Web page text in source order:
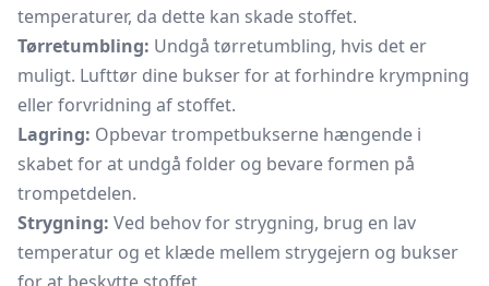
temperaturer, da dette kan skade stoffet.
Tørretumbling: Undgå tørretumbling, hvis det er
muligt. Lufttør dine bukser for at forhindre krympning
eller forvridning af stoffet.
Lagring: Opbevar trompetbukserne hængende i
skabet for at undgå folder og bevare formen på
trompetdelen.
Strygning: Ved behov for strygning, brug en lav
temperatur og et klæde mellem strygejern og bukser